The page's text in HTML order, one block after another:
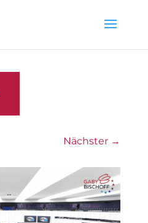
Nächster →